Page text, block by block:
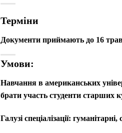
Терміни
Документи приймають до 16
Умови:
Навчання в американських
брати участь студенти старших
Галузі спеціалізації: